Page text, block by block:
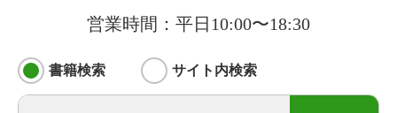
営業時間：平日10:00〜18:30
書籍検索 サイト内検索